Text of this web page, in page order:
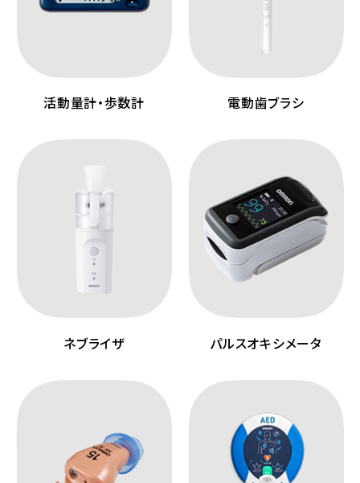
活動量計・歩数計 電動歯ブラシ
ネブライザ パルスオキシメータ